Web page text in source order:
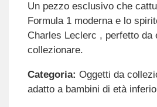
Un pezzo esclusivo che
Formula 1 moderna e lo
Charles Leclerc , perfetto da
collezionare.
Categoria: Oggetti da
adatto a bambini di età